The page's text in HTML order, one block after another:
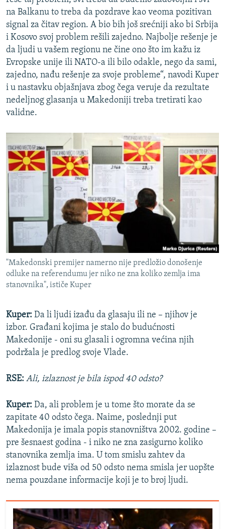
na Balkanu to treba da pozdrave kao veoma pozitivan
signal za čitav region. A bio bih još srećniji ako bi Srbija
i Kosovo svoj problem rešili zajedno. Najbolje rešenje je
da ljudi u vašem regionu ne čine ono što im kažu iz
Evropske unije ili NATO-a ili bilo odakle, nego da sami,
zajedno, nađu rešenje za svoje probleme“, navodi Kuper
i u nastavku objašnjava zbog čega veruje da rezultate
nedeljnog glasanja u Makedoniji treba tretirati kao
validne.
"Makedonski premijer namerno nije predložio donošenje
odluke na referendumu jer niko ne zna koliko zemlja ima
stanovnika", ističe Kuper
Kuper: Da li ljudi izađu da glasaju ili ne – njihov je
izbor. Građani kojima je stalo do budućnosti
Makedonije - oni su glasali i ogromna većina njih
podržala je predlog svoje Vlade.
RSE: Ali, izlaznost je bila ispod 40 odsto?
Kuper: Da, ali problem je u tome što morate da se
zapitate 40 odsto čega. Naime, poslednji put
Makedonija je imala popis stanovništva 2002. godine –
pre šesnaest godina - i niko ne zna zasigurno koliko
stanovnika zemlja ima. U tom smislu zahtev da
izlaznost bude viša od 50 odsto nema smisla jer uopšte
nema pouzdane informacije koji je to broj ljudi.